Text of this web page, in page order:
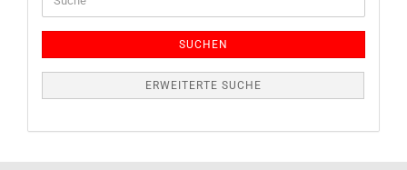
SUCHEN
ERWEITERTE SUCHE